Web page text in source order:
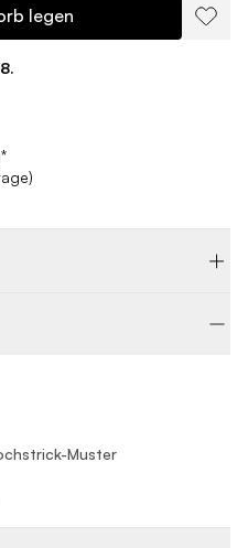
legen
Muster